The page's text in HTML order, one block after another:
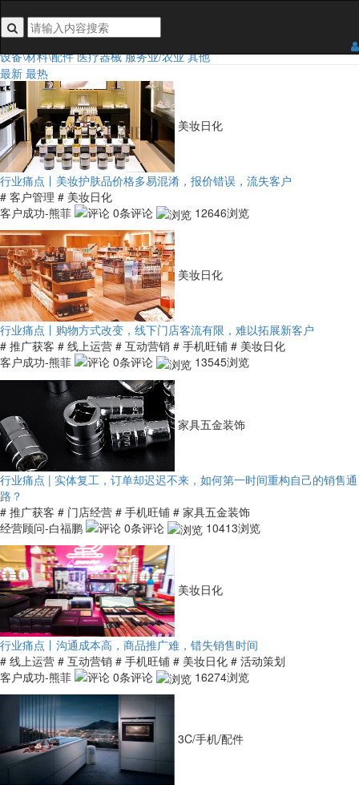
行业类目：
全部 食品日用百货3C/手机/家电
汽车及配件
设备\材料\配件医疗器械服务业/农业其他
最新 最热
美妆日化
行业痛点丨美妆护肤品价格多易混淆，报价错误，流失客户
# 客户管理 # 美妆日化
客户成功-熊菲
0条评论 12646浏览
美妆日化
行业痛点丨购物方式改变，线下门店客流有限，难以拓展新客户
# 推广获客 # 线上运营 # 互动营销 # 手机旺铺 # 美妆日化
客户成功-熊菲
0条评论 13545浏览
家具五金装饰
行业痛点 | 实体复工，订单却迟迟不来，如何第一时间重构自己的销售通
路？
# 推广获客 # 门店经营 # 手机旺铺 # 家具五金装饰
经营顾问-白福鹏
0条评论 10413浏览
美妆日化
行业痛点丨沟通成本高，商品推广难，错失销售时间
# 线上运营 # 互动营销 # 手机旺铺 # 美妆日化 # 活动策划
客户成功-熊菲
0条评论 16274浏览
3C/手机/配件